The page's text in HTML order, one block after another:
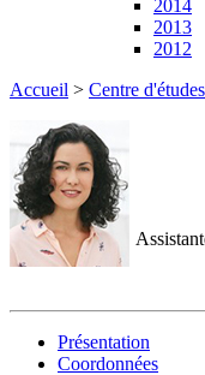
2014
2013
2012
Accueil > Centre
Présentation
Coordonnées